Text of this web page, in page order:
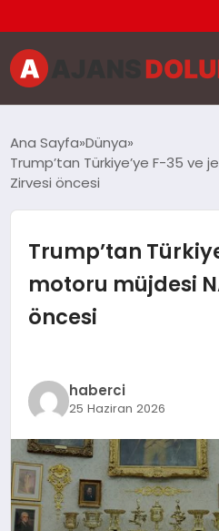
EĞITIM
GÜNCEL
SAĞLIK
SIYASET
SPOR
Ana Sayfa Dünya
Trump’tan Türkiye’ye F-35 ve
Zirvesi öncesi
Trump’tan
motoru müjdesi
öncesi
haberci
25 Haziran 2026